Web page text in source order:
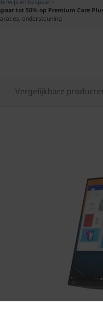
tot 50% op Premium Care
ondersteuning
Vergelijkbare